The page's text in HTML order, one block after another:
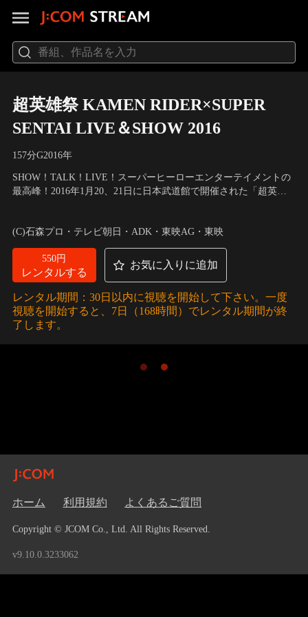
超英雄祭 KAMEN RIDER×SUPER
SENTAI LIVE＆SHOW 2016
157分G2016年
SHOW！TALK！LIVE！スーパーヒーローエンターテイメントの
最高峰！2016年1月20、21日に日本武道館で開催された「超英雄
(C)石森プロ・テレビ朝日・ADK・東映AG・東映
550円
レンタルする
お気に入りに追加
レンタル期間：30日以内に視聴を開始して下さい。一度
視聴を開始すると、7日（168時間）でレンタル期間が終
了します。
ホーム 利用規約 よくあるご質問
Copyright © JCOM Co., Ltd. All Rights Reserved.
v9.10.0.3233062